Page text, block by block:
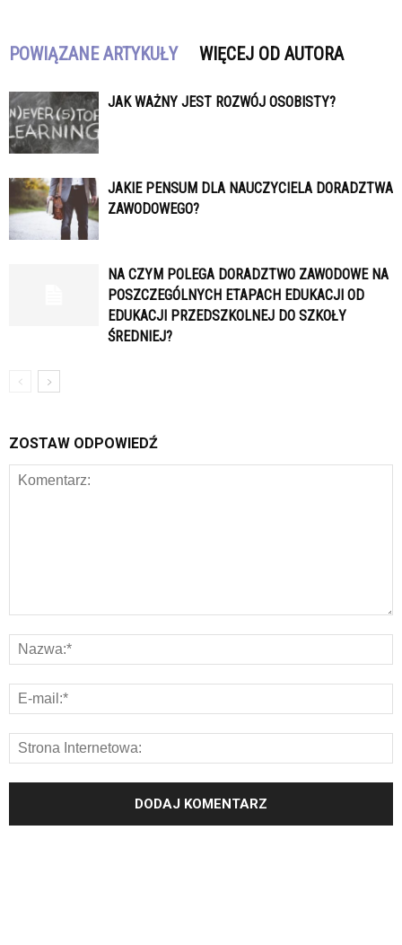
POWIĄZANE ARTYKUŁY WIĘCEJ OD AUTORA
JAK WAŻNY JEST ROZWÓJ OSOBISTY?
JAKIE PENSUM DLA NAUCZYCIELA DORADZTWA
ZAWODOWEGO?
NA CZYM POLEGA DORADZTWO ZAWODOWE NA
POSZCZEGÓLNYCH ETAPACH EDUKACJI OD
EDUKACJI PRZEDSZKOLNEJ DO SZKOŁY
ŚREDNIEJ?
ZOSTAW ODPOWIEDŹ